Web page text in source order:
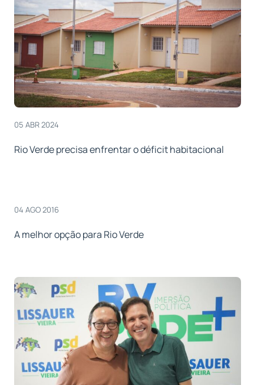
05 ABR 2024
Rio Verde precisa enfrentar o déficit habitacional
04 AGO 2016
A melhor opção para Rio Verde